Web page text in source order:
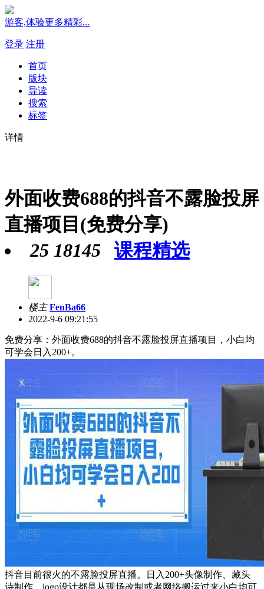
游客,体验更多精彩...
登录 注册
首页
版块
导读
搜索
标签
详情
外面收费688的抖音不露脸投屏
直播项目(免费分享)
25 18145 课程精选
楼主 FenBa66
2022-9-6 09:21:55
免费分享：外面收费688的抖音不露脸投屏直播项目，小白均
可学会日入200+。
抖音目前很火的不露脸投屏直播。日入200+头像制作、藏头
诗制作、logo设计都是从现场改制或者网络搬运过来小白均可